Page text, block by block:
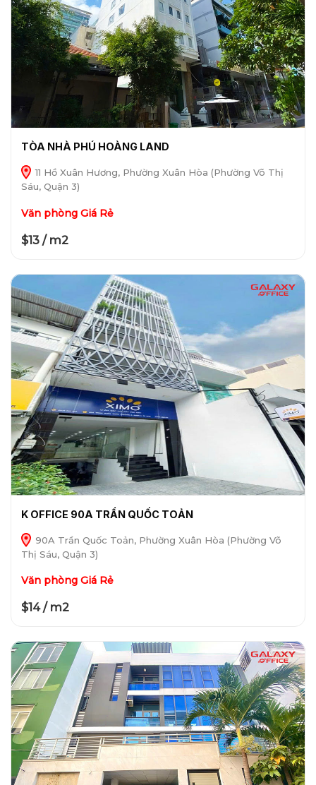
TÒA NHÀ PHÚ HOÀNG LAND
11 Hồ Xuân Hương, Phường Xuân Hòa (Phường Võ Thị
Sáu, Quận 3)
Văn phòng Giá Rẻ
$13 / m2
K OFFICE 90A TRẦN QUỐC TOẢN
90A Trần Quốc Toản, Phường Xuân Hòa (Phường Võ
Thị Sáu, Quận 3)
Văn phòng Giá Rẻ
$14 / m2